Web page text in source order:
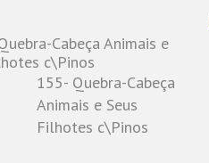
155- Quebra-Cabeça
Animais e Seus
Filhotes c\Pinos